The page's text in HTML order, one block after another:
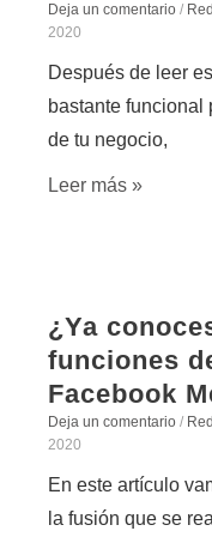
Deja un comentario /
2020
Después de leer
bastante funcional
de tu negocio,
Leer más »
¿Ya
funciones
Facebook
Deja un comentario /
2020
En este artículo
la fusión que se